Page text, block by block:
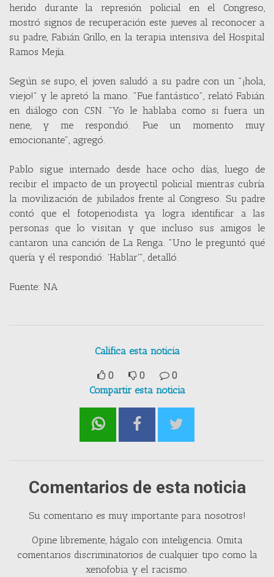
herido durante la represión policial en el Congreso,
mostró signos de recuperación este jueves al reconocer a
su padre, Fabián Grillo, en la terapia intensiva del Hospital
Ramos Mejía.
Según se supo, el joven saludó a su padre con un "¡hola,
viejo!" y le apretó la mano. "Fue fantástico", relató Fabián
en diálogo con C5N. "Yo le hablaba como si fuera un
nene, y me respondió. Fue un momento muy
emocionante", agregó.
Pablo sigue internado desde hace ocho días, luego de
recibir el impacto de un proyectil policial mientras cubría
la movilización de jubilados frente al Congreso. Su padre
contó que el fotoperiodista ya logra identificar a las
personas que lo visitan y que incluso sus amigos le
cantaron una canción de La Renga. "Uno le preguntó qué
quería y él respondió: 'Hablar'", detalló.
Fuente: NA
Califica esta noticia
0 0
0
Compartir esta noticia
Comentarios de esta noticia
Su comentario es muy importante para nosotros!
Opine libremente, hágalo con inteligencia. Omita
comentarios discriminatorios de cualquier tipo como la
xenofobia y el racismo.